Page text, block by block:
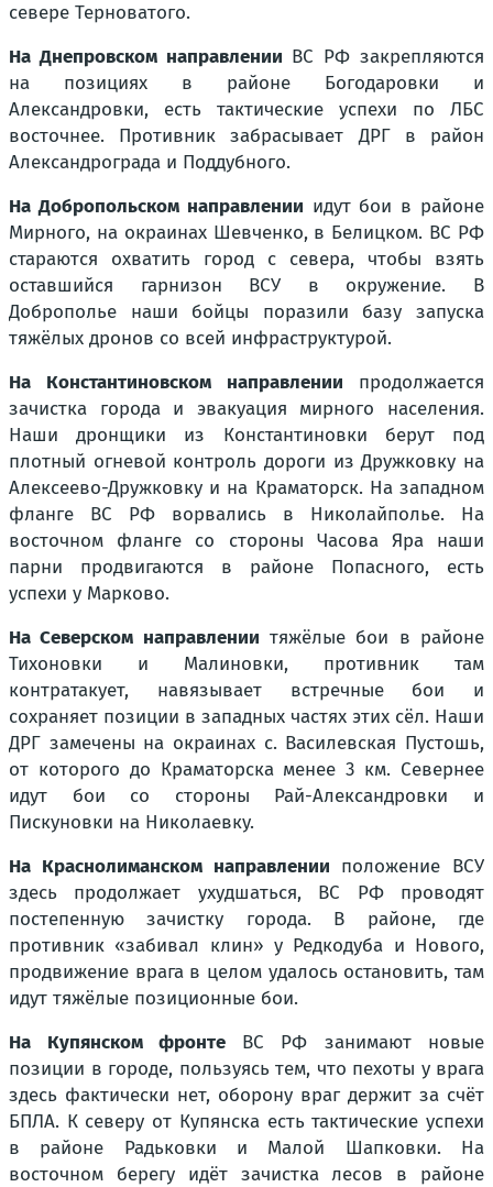
севере Терноватого.
На Днепровском направлении ВС РФ закрепляются
на позициях в районе Богодаровки и
Александровки, есть тактические успехи по ЛБС
восточнее. Противник забрасывает ДРГ в район
Александрограда и Поддубного.
На Добропольском направлении идут бои в районе
Мирного, на окраинах Шевченко, в Белицком. ВС РФ
стараются охватить город с севера, чтобы взять
оставшийся гарнизон ВСУ в окружение. В
Доброполье наши бойцы поразили базу запуска
тяжёлых дронов со всей инфраструктурой.
На Константиновском направлении продолжается
зачистка города и эвакуация мирного населения.
Наши дронщики из Константиновки берут под
плотный огневой контроль дороги из Дружковку на
Алексеево-Дружковку и на Краматорск. На западном
фланге ВС РФ ворвались в Николайполье. На
восточном фланге со стороны Часова Яра наши
парни продвигаются в районе Попасного, есть
успехи у Марково.
На Северском направлении тяжёлые бои в районе
Тихоновки и Малиновки, противник там
контратакует, навязывает встречные бои и
сохраняет позиции в западных частях этих сёл. Наши
ДРГ замечены на окраинах с. Василевская Пустошь,
от которого до Краматорска менее 3 км. Севернее
идут бои со стороны Рай-Александровки и
Пискуновки на Николаевку.
На Краснолиманском направлении положение ВСУ
здесь продолжает ухудшаться, ВС РФ проводят
постепенную зачистку города. В районе, где
противник «забивал клин» у Редкодуба и Нового,
продвижение врага в целом удалось остановить, там
идут тяжёлые позиционные бои.
На Купянском фронте ВС РФ занимают новые
позиции в городе, пользуясь тем, что пехоты у врага
здесь фактически нет, оборону враг держит за счёт
БПЛА. К северу от Купянска есть тактические успехи
в районе Радьковки и Малой Шапковки. На
восточном берегу идёт зачистка лесов в районе